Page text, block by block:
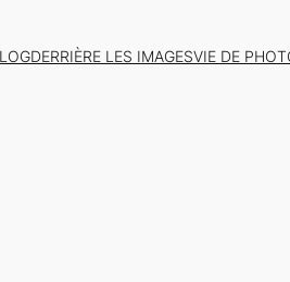
DERRIÈRE LES IMAGESVIE DE